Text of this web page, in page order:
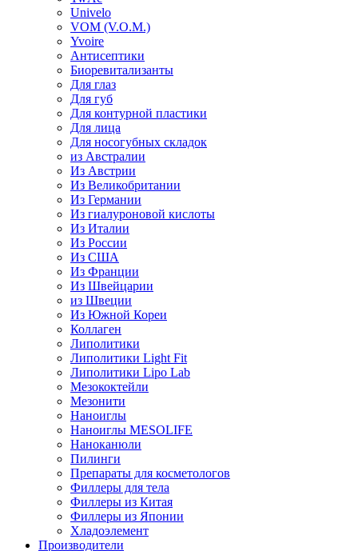
Univelo
VOM (V.O.M.)
Yvoire
Антисептики
Биоревитализанты
Для глаз
Для губ
Для контурной пластики
Для лица
Для носогубных складок
из Австралии
Из Австрии
Из Великобритании
Из Германии
Из гиалуроновой кислоты
Из Италии
Из России
Из США
Из Франции
Из Швейцарии
из Швеции
Из Южной Кореи
Коллаген
Липолитики
Липолитики Light Fit
Липолитики Lipo Lab
Мезококтейли
Мезонити
Наноиглы
Наноиглы MESOLIFE
Наноканюли
Пилинги
Препараты для косметологов
Филлеры для тела
Филлеры из Китая
Филлеры из Японии
Хладоэлемент
Производители